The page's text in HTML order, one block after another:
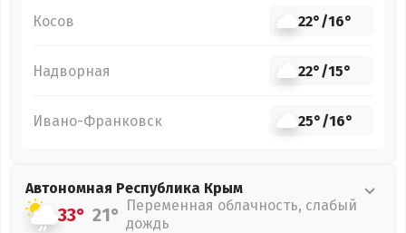
Косов 22°/16°
Надворная 22°/15°
Ивано-Франковск 25°/16°
Автономная Республика Крым
33° 21° Переменная облачность, слабый
дождь